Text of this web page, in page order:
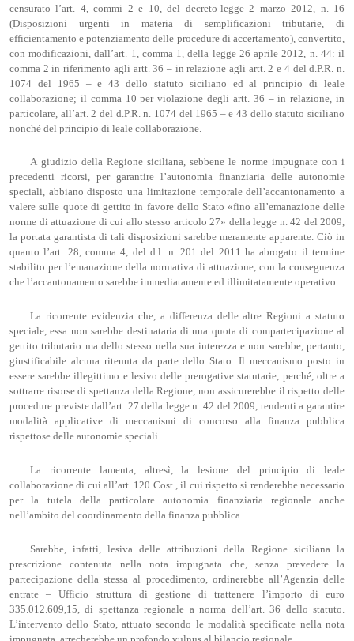
censurato l’art. 4, commi 2 e 10, del decreto-legge 2 marzo 2012, n. 16
(Disposizioni urgenti in materia di semplificazioni tributarie, di
efficientamento e potenziamento delle procedure di accertamento), convertito,
con modificazioni, dall’art. 1, comma 1, della legge 26 aprile 2012, n. 44: il
comma 2 in riferimento agli artt. 36 – in relazione agli artt. 2 e 4 del d.P.R. n.
1074 del 1965 – e 43 dello statuto siciliano ed al principio di leale
collaborazione; il comma 10 per violazione degli artt. 36 – in relazione, in
particolare, all’art. 2 del d.P.R. n. 1074 del 1965 – e 43 dello statuto siciliano
nonché del principio di leale collaborazione.
A giudizio della Regione siciliana, sebbene le norme impugnate con i
precedenti ricorsi, per garantire l’autonomia finanziaria delle autonomie
speciali, abbiano disposto una limitazione temporale dell’accantonamento a
valere sulle quote di gettito in favore dello Stato «fino all’emanazione delle
norme di attuazione di cui allo stesso articolo 27» della legge n. 42 del 2009,
la portata garantista di tali disposizioni sarebbe meramente apparente. Ciò in
quanto l’art. 28, comma 4, del d.l. n. 201 del 2011 ha abrogato il termine
stabilito per l’emanazione della normativa di attuazione, con la conseguenza
che l’accantonamento sarebbe immediatamente ed illimitatamente operativo.
La ricorrente evidenzia che, a differenza delle altre Regioni a statuto
speciale, essa non sarebbe destinataria di una quota di compartecipazione al
gettito tributario ma dello stesso nella sua interezza e non sarebbe, pertanto,
giustificabile alcuna ritenuta da parte dello Stato. Il meccanismo posto in
essere sarebbe illegittimo e lesivo delle prerogative statutarie, perché, oltre a
sottrarre risorse di spettanza della Regione, non assicurerebbe il rispetto delle
procedure previste dall’art. 27 della legge n. 42 del 2009, tendenti a garantire
modalità applicative di meccanismi di concorso alla finanza pubblica
rispettose delle autonomie speciali.
La ricorrente lamenta, altresì, la lesione del principio di leale
collaborazione di cui all’art. 120 Cost., il cui rispetto si renderebbe necessario
per la tutela della particolare autonomia finanziaria regionale anche
nell’ambito del coordinamento della finanza pubblica.
Sarebbe, infatti, lesiva delle attribuzioni della Regione siciliana la
prescrizione contenuta nella nota impugnata che, senza prevedere la
partecipazione della stessa al procedimento, ordinerebbe all’Agenzia delle
entrate – Ufficio struttura di gestione di trattenere l’importo di euro
335.012.609,15, di spettanza regionale a norma dell’art. 36 dello statuto.
L’intervento dello Stato, attuato secondo le modalità specificate nella nota